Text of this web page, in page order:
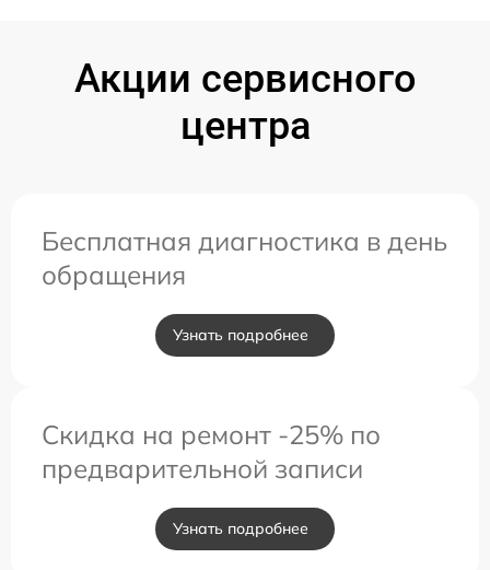
Акции сервисного
центра
Бесплатная диагностика в день
обращения
Узнать подробнее
Скидка на ремонт -25% по
предварительной записи
Узнать подробнее